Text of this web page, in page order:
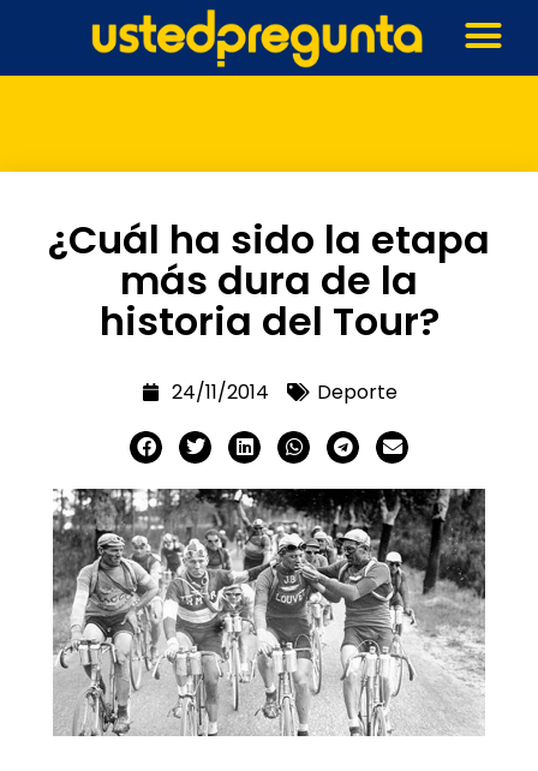
¿Cuál ha sido la etapa
más dura de la
historia del Tour?
24/11/2014 Deporte